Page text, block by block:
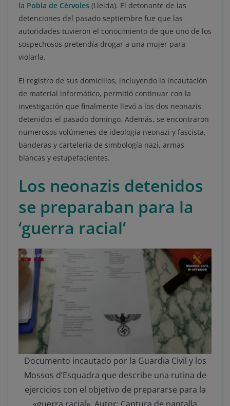
la Pobla de Cèrvoles (Lleida). El detonante de las
detenciones del pasado septiembre fue que las
autoridades tuvieron el conocimiento de que uno de los
sospechosos pretendía drogar a una mujer para
violarla.
El registro de sus domicilios, incluyendo la incautación
de material informático, permitió continuar con la
investigación que finalmente llevó a los dos neonazis
detenidos el pasado domingo. Además, se encontraron
numerosos volúmenes de ideología neonazi y fascista,
banderas y cartelería de simbología nazi, armas
blancas y estupefacientes.
Los neonazis detenidos
se preparaban para la
‘guerra racial’
Documento incautado por la Guardia Civil y los
Mossos d’Esquadra que describe una rutina de
ejercicios con el objetivo de prepararse para la